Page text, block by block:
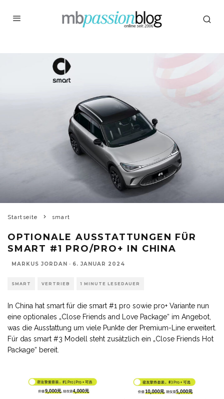
Startseite smart
OPTIONALE AUSSTATTUNGEN FÜR
SMART #1 PRO/PRO+ IN CHINA
MARKUS JORDAN · 6. JANUAR 2024
SMART VERTRIEB 1 MINUTE LESEDAUER
In China hat smart für die smart #1 pro sowie pro+ Variante nun
eine optionales „Close Friends and Love Package“ im Angebot,
was die Ausstattung um viele Punkte der Premium-Line erweitert.
Für das smart #3 Modell steht zusätzlich ein „Close Friends Hot
Package“ bereit.